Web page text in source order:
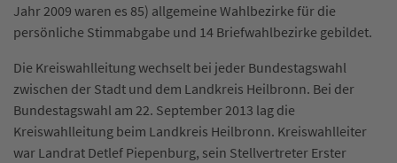
Jahr 2009 waren es 85) allgemeine Wahlbezirke für die
persönliche Stimmabgabe und 14 Briefwahlbezirke gebildet.
Die Kreiswahlleitung wechselt bei jeder Bundestagswahl
zwischen der Stadt und dem Landkreis Heilbronn. Bei der
Bundestagswahl am 22. September 2013 lag die
Kreiswahlleitung beim Landkreis Heilbronn. Kreiswahlleiter
war Landrat Detlef Piepenburg, sein Stellvertreter Erster